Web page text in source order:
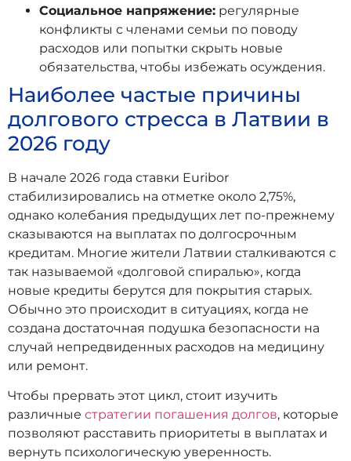
Социальное напряжение: регулярные
конфликты с членами семьи по поводу
расходов или попытки скрыть новые
обязательства, чтобы избежать осуждения.
Наиболее частые причины
долгового стресса в Латвии в
2026 году
В начале 2026 года ставки Euribor
стабилизировались на отметке около 2,75%,
однако колебания предыдущих лет по-прежнему
сказываются на выплатах по долгосрочным
кредитам. Многие жители Латвии сталкиваются с
так называемой «долговой спиралью», когда
новые кредиты берутся для покрытия старых.
Обычно это происходит в ситуациях, когда не
создана достаточная подушка безопасности на
случай непредвиденных расходов на медицину
или ремонт.
Чтобы прервать этот цикл, стоит изучить
различные стратегии погашения долгов, которые
позволяют расставить приоритеты в выплатах и
вернуть психологическую уверенность.